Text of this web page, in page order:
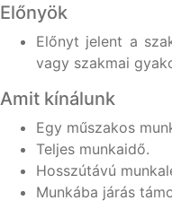
Előnyök
Előnyt jelent a
vagy szakmai
Amit kínálunk
Egy műszakos
Teljes munkaidő.
Hosszútávú
Munkába járás